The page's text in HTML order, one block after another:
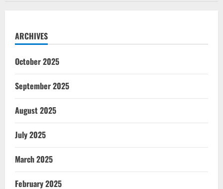
ARCHIVES
October 2025
September 2025
August 2025
July 2025
March 2025
February 2025